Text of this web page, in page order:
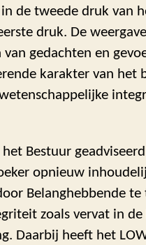
de tweede druk van
druk. De
gedachten en
karakter van het
Bestuur
opnieuw
Belanghebbende te
zoals vervat in
Daarbij heeft het